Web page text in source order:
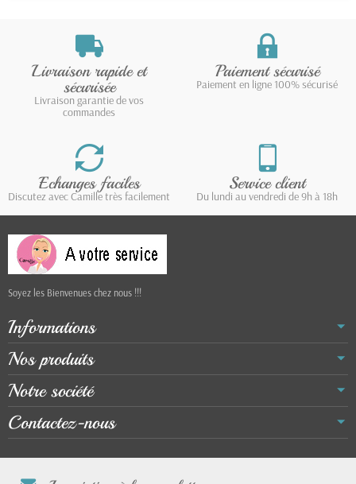
Livraison rapide et
sécurisée
Livraison garantie de vos
commandes
Paiement sécurisé
Paiement en ligne 100% sécurisé
Echanges faciles
Discutez avec Camille très facilement
Service client
Du lundi au vendredi de 9h à 18h
Soyez les Bienvenues chez nous !!!
Informations
Nos produits
Notre société
Contactez-nous